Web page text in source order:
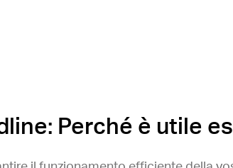
Perché è utile